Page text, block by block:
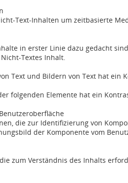
Text-Inhalten um zeitbasierte
in erster Linie dazu gedacht
Textes Inhalt.
Text und Bildern von Text hat ein
folgenden Elemente hat ein
die zur Identifizierung von
der Komponente vom
zum Verständnis des Inhalts